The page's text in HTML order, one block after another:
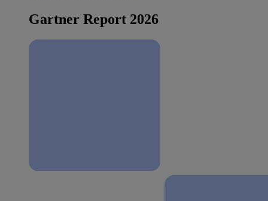
Gartner Report 2026